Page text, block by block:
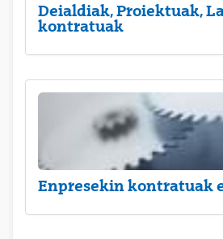
Deialdiak, Proiektuak,
kontratuak
Enpresekin kontratuak